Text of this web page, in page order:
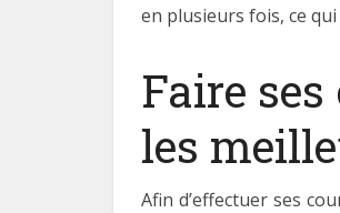
en plusieurs fois, ce
Faire
les
Afin d’effectuer ses